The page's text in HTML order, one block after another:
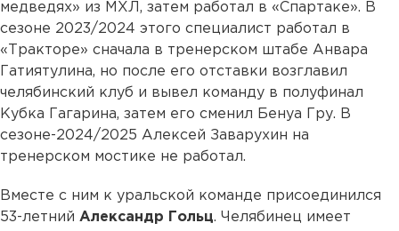
медведях» из МХЛ, затем работал в «Спартаке». В
сезоне 2023/2024 этого специалист работал в
«Тракторе» сначала в тренерском штабе Анвара
Гатиятулина, но после его отставки возглавил
челябинский клуб и вывел команду в полуфинал
Кубка Гагарина, затем его сменил Бенуа Гру. В
сезоне-2024/2025 Алексей Заварухин на
тренерском мостике не работал.
Вместе с ним к уральской команде присоединился
53-летний Александр Гольц. Челябинец имеет